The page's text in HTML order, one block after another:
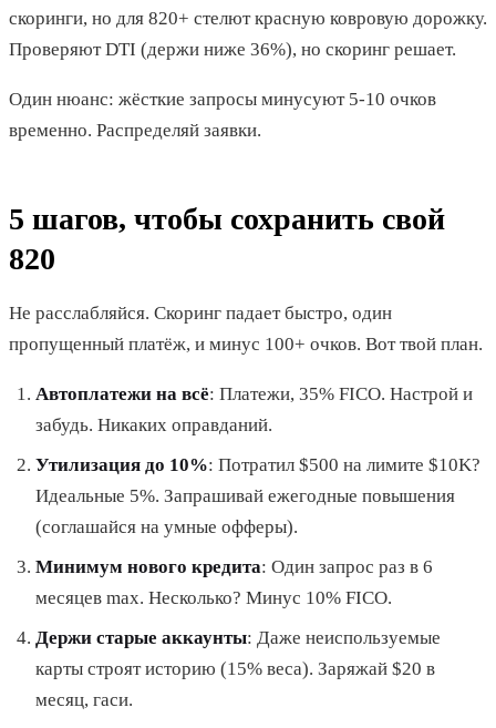
скоринги, но для 820+ стелют красную ковровую дорожку.
Проверяют DTI (держи ниже 36%), но скоринг решает.
Один нюанс: жёсткие запросы минусуют 5-10 очков
временно. Распределяй заявки.
5 шагов, чтобы сохранить свой
820
Не расслабляйся. Скоринг падает быстро, один
пропущенный платёж, и минус 100+ очков. Вот твой план.
Автоплатежи на всё: Платежи, 35% FICO. Настрой и
забудь. Никаких оправданий.
Утилизация до 10%: Потратил $500 на лимите $10K?
Идеальные 5%. Запрашивай ежегодные повышения
(соглашайся на умные офферы).
Минимум нового кредита: Один запрос раз в 6
месяцев max. Несколько? Минус 10% FICO.
Держи старые аккаунты: Даже неиспользуемые
карты строят историю (15% веса). Заряжай $20 в
месяц, гаси.